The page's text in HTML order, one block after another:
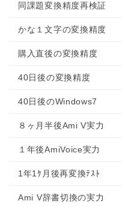
同課題変換精度再検証
かな１文字の変換精度
購入直後の変換精度
40日後の変換精度
40日後のWindows7
８ヶ月半後Ami V実力
１年後AmiVoice実力
1年1ｹ月後再変換ﾃｽﾄ
Ami V辞書切換の実力